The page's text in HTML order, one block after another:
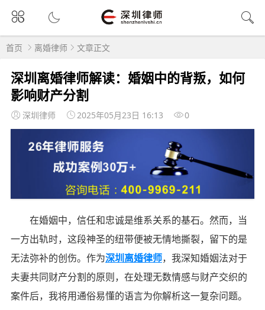
首页 离婚律师 文章正文
深圳离婚律师解读：婚姻中的背叛，如何
影响财产分割
深圳律师 2025年05月23日 16:13 0
在婚姻中，信任和忠诚是维系关系的基石。然而，当
一方出轨时，这段神圣的纽带便被无情地撕裂，留下的是
无法弥补的创伤。作为深圳离婚律师，我深知婚姻法对于
夫妻共同财产分割的原则，在处理无数情感与财产交织的
案件后，我将用通俗易懂的语言为你解析这一复杂问题。